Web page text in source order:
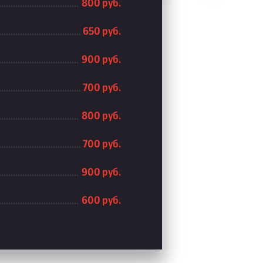
800 руб.
650 руб.
900 руб.
700 руб.
800 руб.
700 руб.
900 руб.
600 руб.